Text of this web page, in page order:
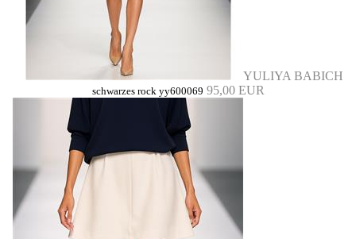
YULIYA BABICH
schwarzes rock yy600069 95,00 EUR